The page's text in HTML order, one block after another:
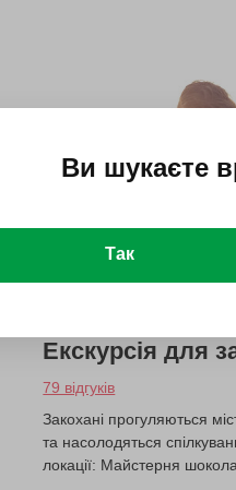
Екскурсія для
79 відгуків
Закохані прогуляються
та насолодяться
локації: Майстерня
Ви шукаєте
Так